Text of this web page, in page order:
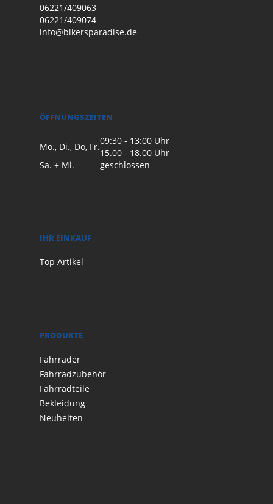
06221/409063
06221/409074
info@bikersparadise.de
ÖFFNUNGSZEITEN
Mo., Di., Do, Fr.
09:30 - 13:00 Uhr
15.00 - 18.00 Uhr
Sa. + Mi.
geschlossen
IHR EINKAUF
Top Artikel
PRODUKTE
Fahrräder
Fahrradzubehör
Fahrradteile
Bekleidung
Neuheiten